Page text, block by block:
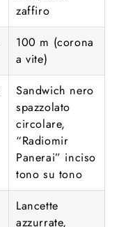
zaffiro
100 m (corona
a vite)
Sandwich nero
spazzolato
circolare,
“Radiomir
Panerai” inciso
tono su tono
Lancette
azzurrate,